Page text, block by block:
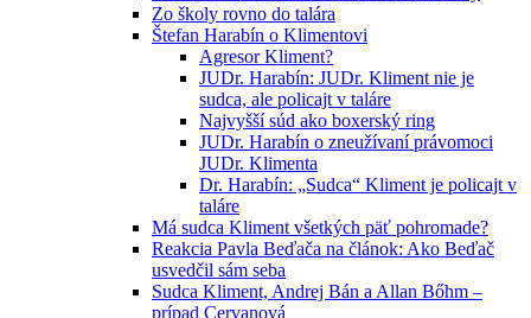
Zo školy rovno do talára
Štefan Harabín o Klimentovi
Agresor Kliment?
JUDr. Harabín: JUDr. Kliment nie je
sudca, ale policajt v taláre
Najvyšší súd ako boxerský ring
JUDr. Harabín o zneužívaní právomoci
JUDr. Klimenta
Dr. Harabín: „Sudca“ Kliment je policajt v
taláre
Má sudca Kliment všetkých päť pohromade?
Reakcia Pavla Beďača na článok: Ako Beďač
usvedčil sám seba
Sudca Kliment, Andrej Bán a Allan Bőhm –
prípad Cervanová